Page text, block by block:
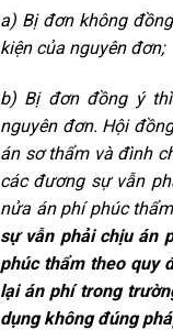
a) Bị đơn không
kiện của nguyên đơn;
b) Bị đơn đồng ý
nguyên đơn. Hội
án sơ thẩm và đình
các đương sự vẫn
nửa án phí phúc
sự vẫn phải chịu án
phúc thẩm theo quy
lại án phí trong
dụng không đúng